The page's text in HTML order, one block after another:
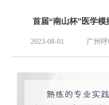
首届“南山杯”医学
2023-08-01 广州